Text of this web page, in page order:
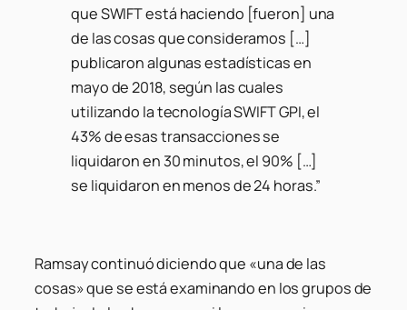
que SWIFT está haciendo [fueron] una
de las cosas que consideramos […]
publicaron algunas estadísticas en
mayo de 2018, según las cuales
utilizando la tecnología SWIFT GPI, el
43% de esas transacciones se
liquidaron en 30 minutos, el 90% […]
se liquidaron en menos de 24 horas.”
Ramsay continuó diciendo que «una de las
cosas» que se está examinando en los grupos de